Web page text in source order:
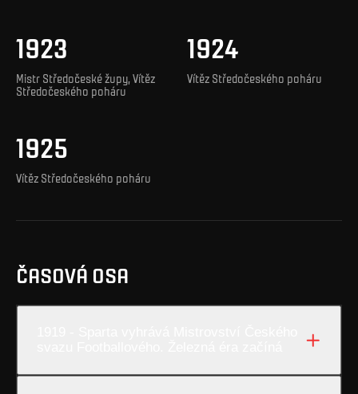
1923
Mistr Středočeské župy, Vítěz
Středočeského poháru
1924
Vítěz Středočeského poháru
1925
Vítěz Středočeského poháru
ČASOVÁ OSA